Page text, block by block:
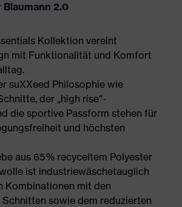
2.0
Kollektion vereint
mit Funktionalität und Komfort
suXXeed Philosophie wie
der „high rise“-
die sportive Passform stehen für
und höchsten
aus 65 % recyceltem Polyester
ist industriewäschetauglich
Kombinationen mit den
sowie dem reduzierten